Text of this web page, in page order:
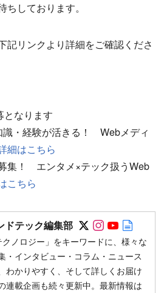
しております。
記リンクより詳細をご確認くださ
となります
識・経験が活きる！ Webメディ
細はこちら
集！ エンタメ×テック扱うWeb
こちら
ドテック編集部 Follow on
Follow on
Follow
クノロジー」をキーワードに、様々な
・インタビュー・コラム・ニュース
わかりやすく、そして詳しくお届け
連載企画も続々更新中。最新情報は